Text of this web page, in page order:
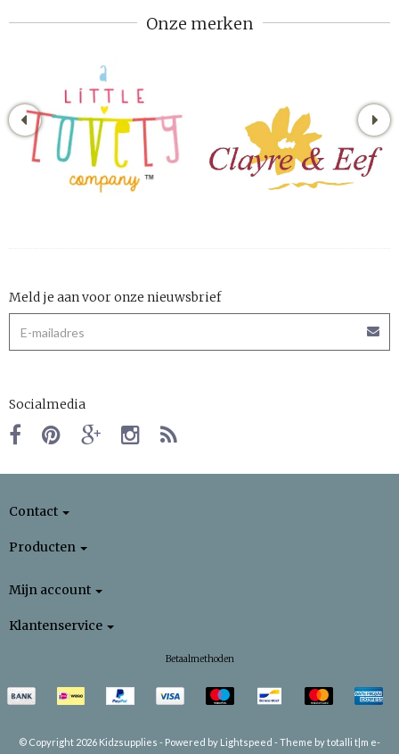
Onze merken
Meld je aan voor onze nieuwsbrief
Socialmedia
Contact
Producten
Mijn account
Klantenservice
Betaalmethoden
© Copyright 2026 Kidzsupplies - Powered by Lightspeed -Theme by totalli t|m e-